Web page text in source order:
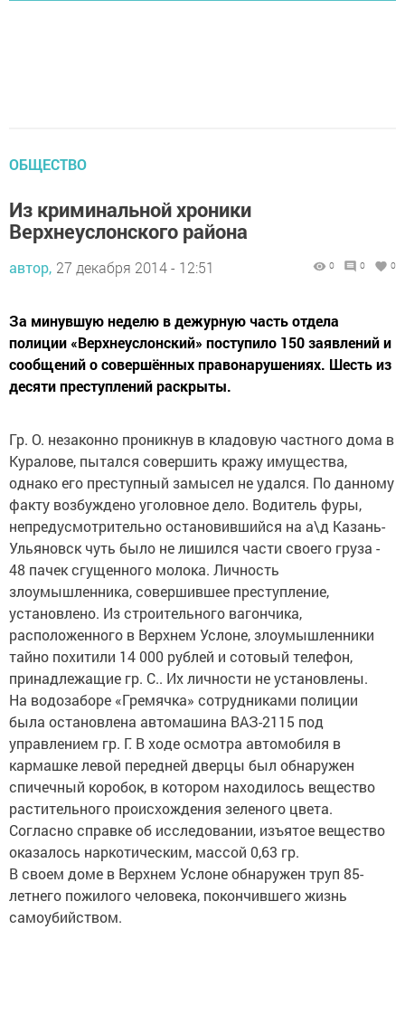
ОБЩЕСТВО
Из криминальной хроники
Верхнеуслонского района
автор, 27 декабря 2014 - 12:51 0 0 0
За минувшую неделю в дежурную часть отдела
полиции «Верхнеуслонский» поступило 150 заявлений и
сообщений о совершённых правонарушениях. Шесть из
десяти преступлений раскрыты.
Гр. О. незаконно проникнув в кладовую частного дома в
Куралове, пытался совершить кражу имущества,
однако его преступный замысел не удался. По данному
факту возбуждено уголовное дело. Водитель фуры,
непредусмотрительно остановившийся на а\д Казань-
Ульяновск чуть было не лишился части своего груза -
48 пачек сгущенного молока. Личность
злоумышленника, совершившее преступление,
установлено. Из строительного вагончика,
расположенного в Верхнем Услоне, злоумышленники
тайно похитили 14 000 рублей и сотовый телефон,
принадлежащие гр. С.. Их личности не установлены.
На водозаборе «Гремячка» сотрудниками полиции
была остановлена автомашина ВАЗ-2115 под
управлением гр. Г. В ходе осмотра автомобиля в
кармашке левой передней дверцы был обнаружен
спичечный коробок, в котором находилось вещество
растительного происхождения зеленого цвета.
Согласно справке об исследовании, изъятое вещество
оказалось наркотическим, массой 0,63 гр.
В своем доме в Верхнем Услоне обнаружен труп 85-
летнего пожилого человека, покончившего жизнь
самоубийством.